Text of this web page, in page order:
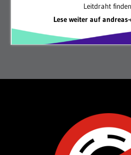
Leitdraht
Lese weiter auf